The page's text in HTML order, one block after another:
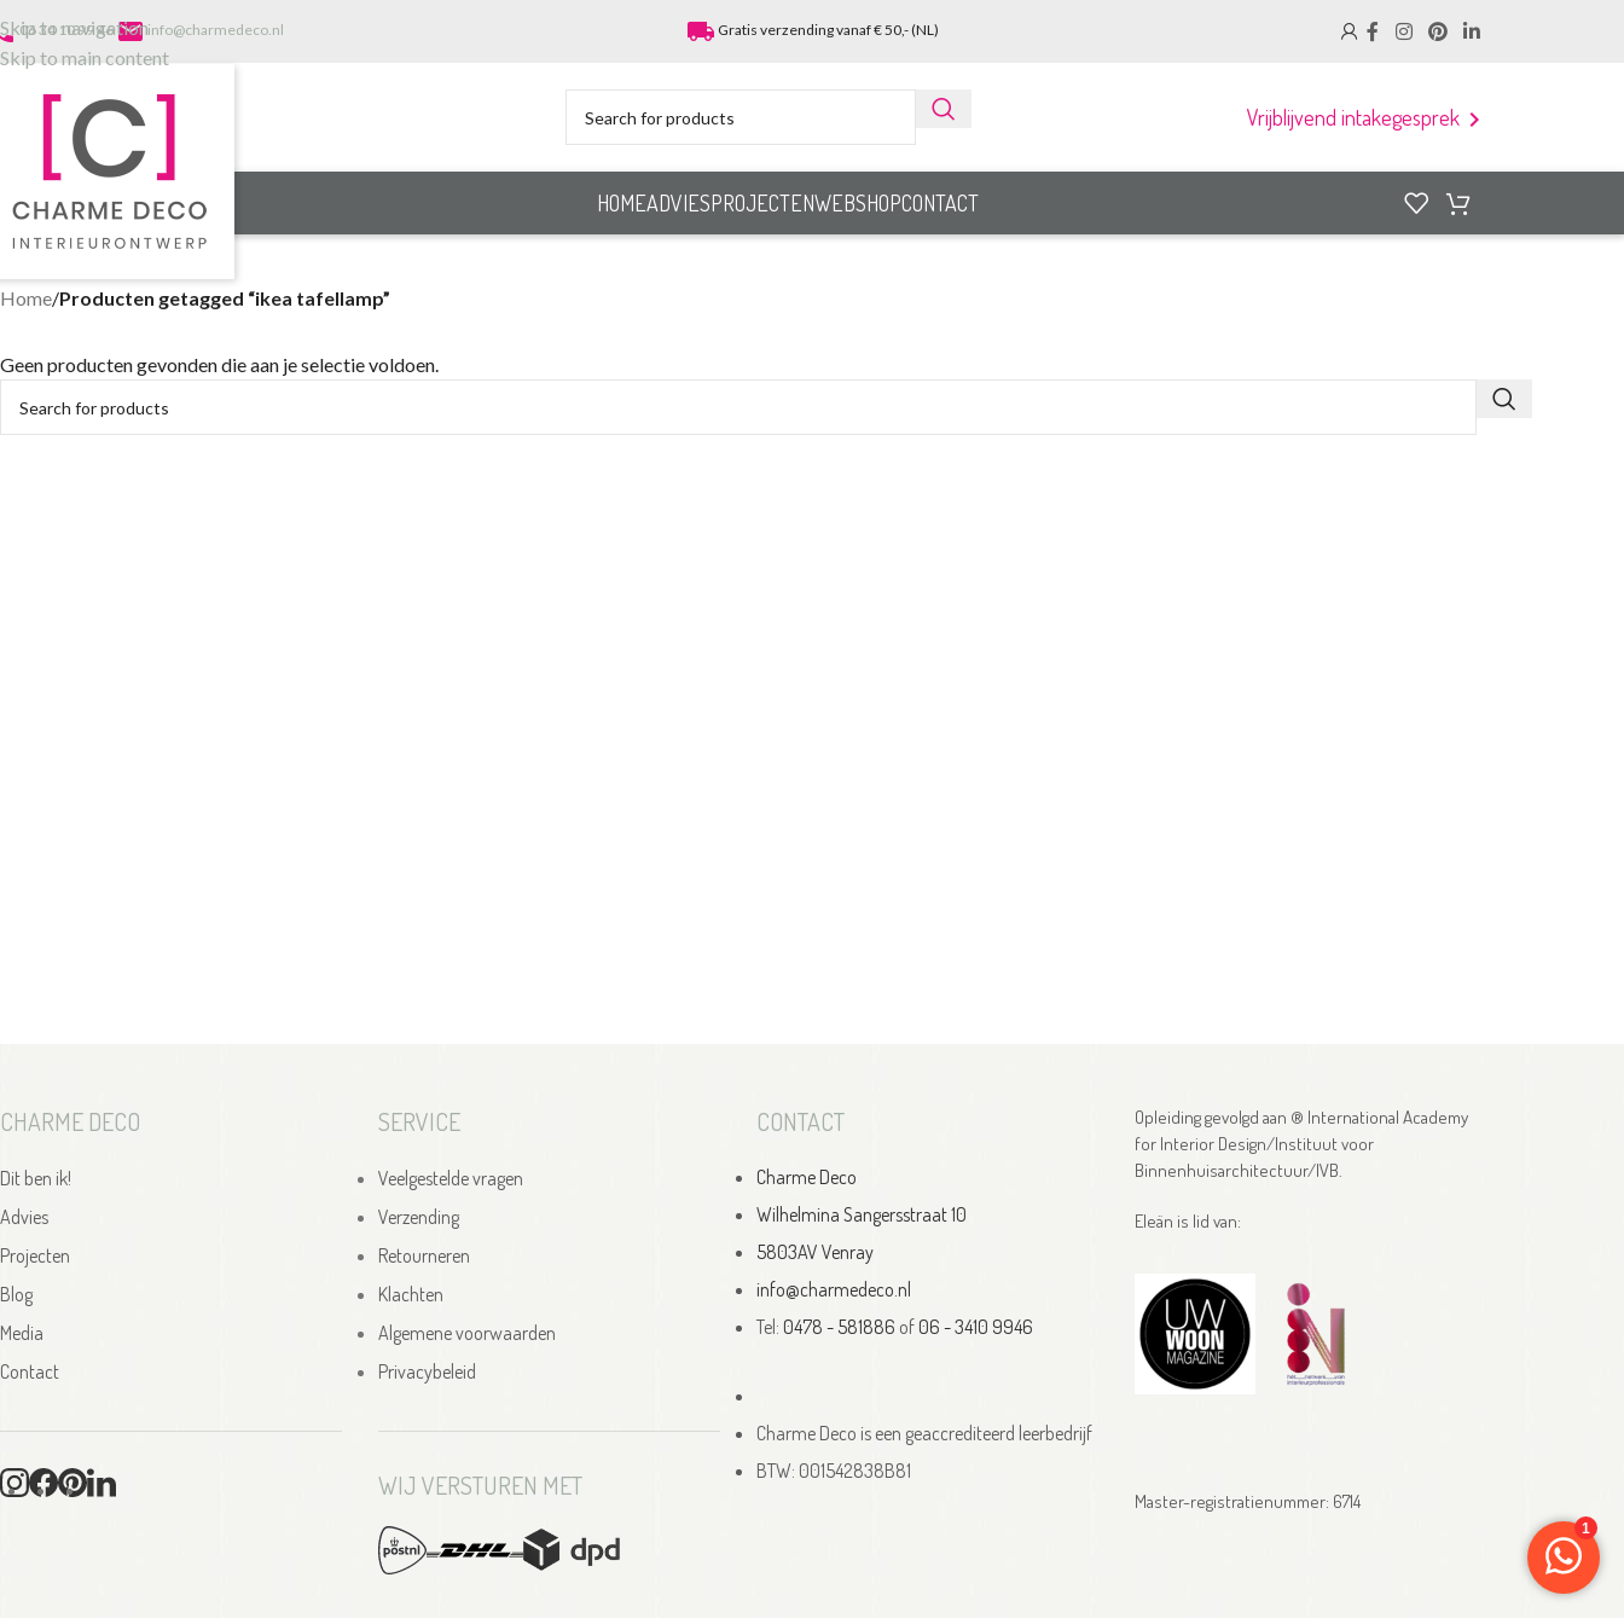
Skip to navigation
Skip to main content
06 34 10 99 46email info@charmedeco.nl local_shipping Gratis verzending vanaf € 50,- (NL)
Vrijblijvend intakegesprek chevron_right
HOMEADVIESPROJECTENWEBSHOPCONTACT
Home/Producten getagged “ikea tafellamp”
Geen producten gevonden die aan je selectie voldoen.
CHARME DECO
Dit ben ik!
Advies
Projecten
Blog
Media
Contact
SERVICE
Veelgestelde vragen
Verzending
Retourneren
Klachten
Algemene voorwaarden
Privacybeleid
WIJ VERSTUREN MET
CONTACT
Charme Deco
Wilhelmina Sangersstraat 10
5803AV Venray
info@charmedeco.nl
Tel: 0478 - 581886 of 06 - 3410 9946
Charme Deco is een geaccrediteerd leerbedrijf
BTW: 001542838B81
Opleiding gevolgd aan ® International Academy
for Interior Design/Instituut voor
Binnenhuisarchitectuur/IVB.
Eleän is lid van:
Master-registratienummer: 6714